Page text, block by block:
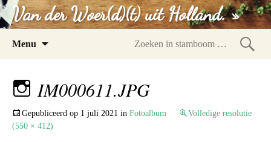
Van der Woer(d)(t) uit Holland. »
Menu
IM000611.JPG
Gepubliceerd op 1 juli 2021 in Fotoalbum
Volledige resolutie
(550 × 412)